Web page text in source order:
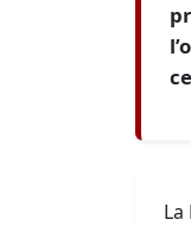
La